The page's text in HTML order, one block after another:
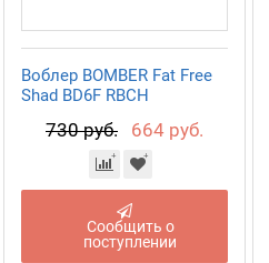
Воблер BOMBER Fat Free
Shad BD6F RBCH
730 руб. 664 руб.
Сообщить о
поступлении